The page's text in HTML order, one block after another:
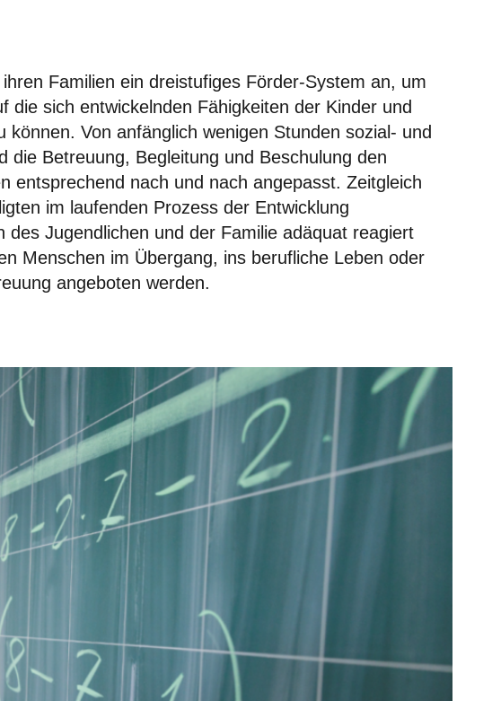
Familien ein dreistufiges Förder-System an, um
sich entwickelnden Fähigkeiten der Kinder und
Von anfänglich wenigen Stunden sozial- und
Betreuung, Begleitung und Beschulung den
entsprechend nach und nach angepasst. Zeitgleich
im laufenden Prozess der Entwicklung
Jugendlichen und der Familie adäquat reagiert
Menschen im Übergang, ins berufliche Leben oder
angeboten werden.